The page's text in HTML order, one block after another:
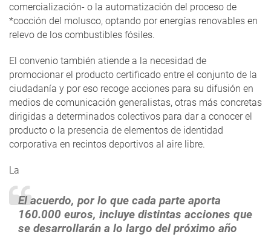
comercialización- o la automatización del proceso de
*cocción del molusco, optando por energías renovables en
relevo de los combustibles fósiles.
El convenio también atiende a la necesidad de
promocionar el producto certificado entre el conjunto de la
ciudadanía y por eso recoge acciones para su difusión en
medios de comunicación generalistas, otras más concretas
dirigidas a determinados colectivos para dar a conocer el
producto o la presencia de elementos de identidad
corporativa en recintos deportivos al aire libre.
El acuerdo, por lo que cada parte aporta
160.000 euros, incluye distintas acciones que
se desarrollarán a lo largo del próximo año
La